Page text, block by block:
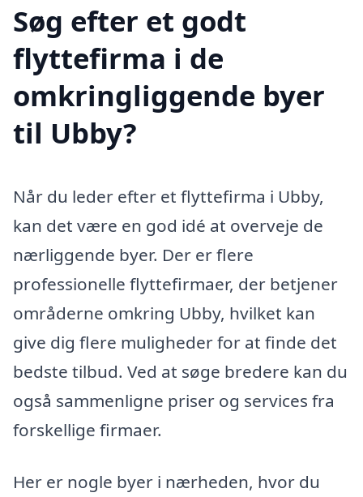
Søg efter et godt
flyttefirma i de
omkringliggende byer
til Ubby?
Når du leder efter et flyttefirma i Ubby,
kan det være en god idé at overveje de
nærliggende byer. Der er flere
professionelle flyttefirmaer, der betjener
områderne omkring Ubby, hvilket kan
give dig flere muligheder for at finde det
bedste tilbud. Ved at søge bredere kan du
også sammenligne priser og services fra
forskellige firmaer.
Her er nogle byer i nærheden, hvor du